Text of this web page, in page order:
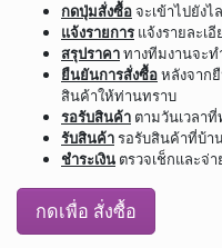
กดปุ่มสั่งซื้อจะเข้าไปยังไ
แจ้งรายการ แจ้งรายละเ
สรุปราคาทางทีมงานจะ
ยืนยันการสั่งซื้อหลังจาก
สินค้าให้ท่านทราบ
รอรับสินค้า ตามวันเวลา
รับสินค้ารอรับสินค้าที่บ้า
ชำระเงิน ตรวจเช็กและจ่
กดเพื่อ สั่งซื้อ